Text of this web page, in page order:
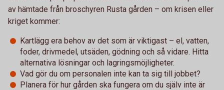
av hämtade från broschyren Rusta gården – om krisen eller
kriget kommer:
Kartlägg era behov av det som är viktigast – el, vatten,
foder, drivmedel, utsäden, gödning och så vidare. Hitta
alternativa lösningar och lagringsmöjligheter.
Vad gör du om personalen inte kan ta sig till jobbet?
Planera för hur gården ska fungera om du själv inte är